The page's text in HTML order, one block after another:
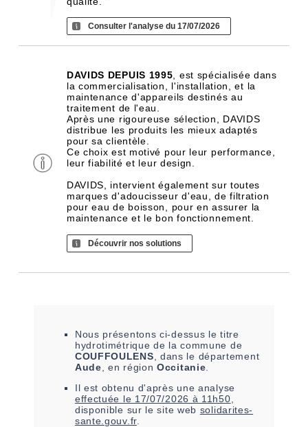
Consulter l'analyse du 17/07/2026
DAVIDS DEPUIS 1995 , est spécialisée dans
la commercialisation, l'installation, et la
maintenance d'appareils destinés au
traitement de l'eau.
Après une rigoureuse sélection, DAVIDS
distribue les produits les mieux adaptés
pour sa clientèle.
Ce choix est motivé pour leur performance,
leur fiabilité et leur design.
DAVIDS, intervient également sur toutes
marques d'adoucisseur d'eau, de filtration
pour eau de boisson, pour en assurer la
maintenance et le bon fonctionnement.
Découvrir nos solutions
Nous présentons ci-dessus le titre
hydrotimétrique de la commune de
COUFFOULENS , dans le département
Aude , en régionOccitanie
Il est obtenu d'après une analyse
effectuée le 17/07/2026 à 11h50
disponible sur le site web solidarites-
sante.gouv.fr.